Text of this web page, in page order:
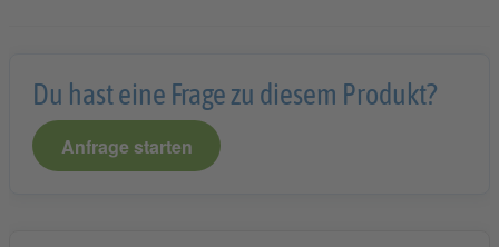
Du hast eine Frage zu diesem Produkt?
Anfrage starten